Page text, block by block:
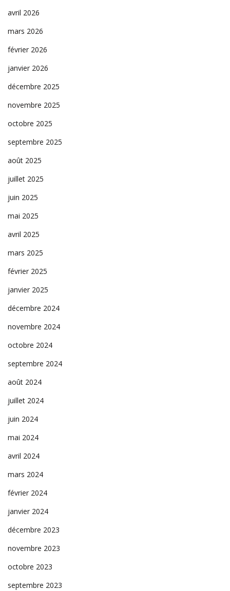
avril 2026
mars 2026
février 2026
janvier 2026
décembre 2025
novembre 2025
octobre 2025
septembre 2025
août 2025
juillet 2025
juin 2025
mai 2025
avril 2025
mars 2025
février 2025
janvier 2025
décembre 2024
novembre 2024
octobre 2024
septembre 2024
août 2024
juillet 2024
juin 2024
mai 2024
avril 2024
mars 2024
février 2024
janvier 2024
décembre 2023
novembre 2023
octobre 2023
septembre 2023